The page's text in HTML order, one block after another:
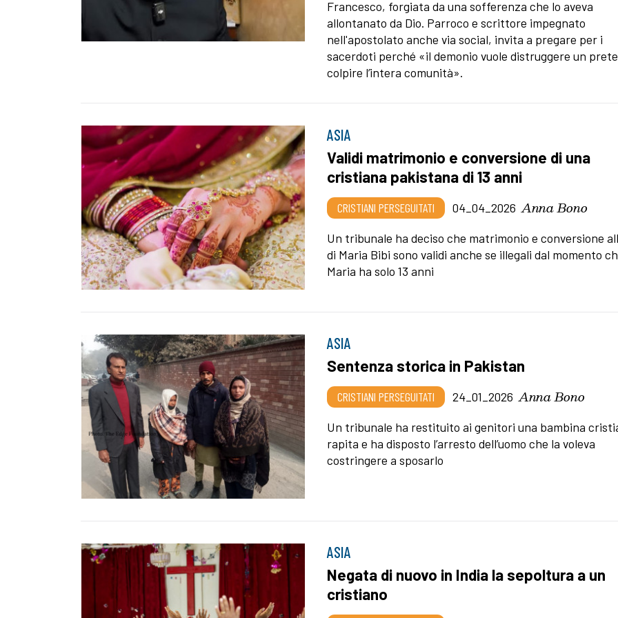
Francesco, forgiata da una sofferenza che lo aveva
allontanato da Dio. Parroco e scrittore impegnato
nell'apostolato anche via social, invita a pregare per i
sacerdoti perché «il demonio vuole distruggere un
colpire l’intera comunità».
ASIA
Validi matrimonio e conversione di una
cristiana pakistana di 13 anni
CRISTIANI PERSEGUITATI 04_04_2026 Anna Bono
Un tribunale ha deciso che matrimonio e conversione
di Maria Bibi sono validi anche se illegali dal momento
Maria ha solo 13 anni
ASIA
Sentenza storica in Pakistan
CRISTIANI PERSEGUITATI 24_01_2026 Anna Bono
Un tribunale ha restituito ai genitori una bambina
rapita e ha disposto l’arresto dell’uomo che la voleva
costringere a sposarlo
ASIA
Negata di nuovo in India la sepoltura a un
cristiano